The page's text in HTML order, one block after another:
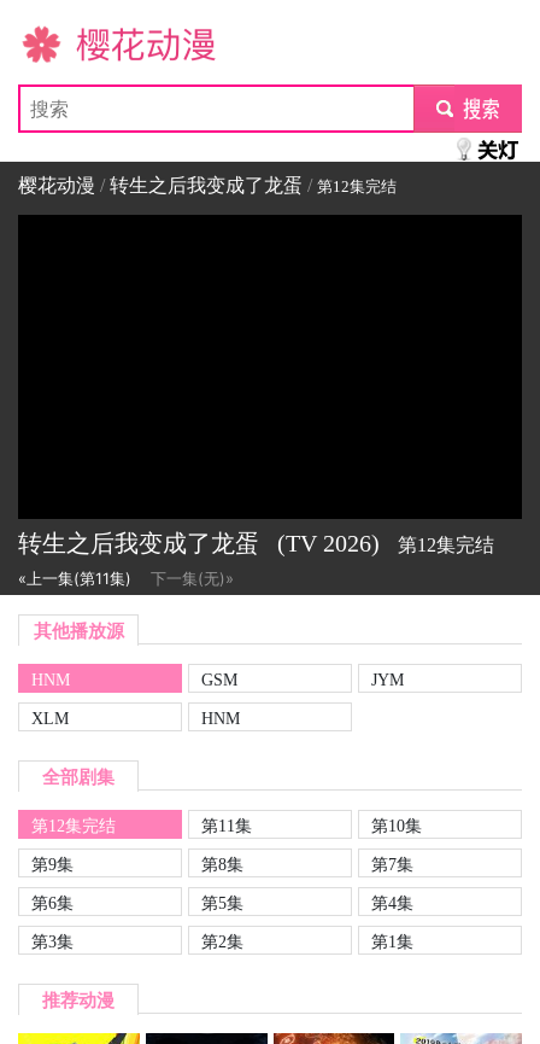
樱花动漫
submit
樱花动漫 /转生之后我变成了龙蛋 / 第12集完结
转生之后我变成了龙蛋 (TV 2026) 第12集完结
«上一集(第11集) 下一集(无)»
其他播放源
HNM GSM
JYM
XLM
HNM
全部剧集
第12集完结 第11集
第10集
第9集
第8集
第7集
第6集
第5集
第4集
第3集
第2集 第1集
推荐动漫